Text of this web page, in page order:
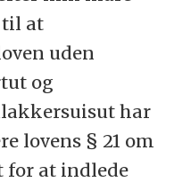
til at
uden
og
har
lovens § 21 om
for at indlede